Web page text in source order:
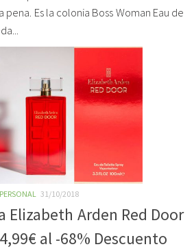
Es la colonia Boss Woman Eau de
31/10/2018
Elizabeth Arden Red Door
al -68% Descuento